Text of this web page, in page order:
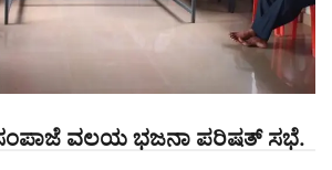
ವಲಯ ಭಜನಾ ಪರಿಷತ್ ಸಭೆ.